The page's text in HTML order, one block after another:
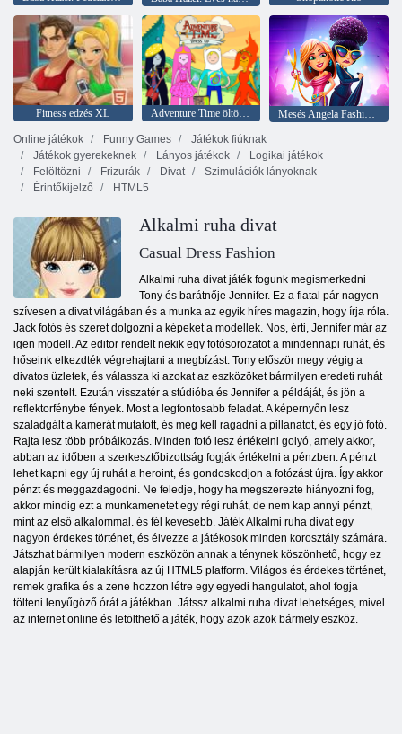
Fitness edzés XL Adventure Time öltöztetős
Mesés Angela Fashion Fever
Online játékok
Funny Games
Játékok fiúknak
Játékok gyerekeknek
Lányos játékok
Logikai játékok
Felöltözni
Frizurák Divat
Szimulációk lányoknak
Érintőkijelző
HTML5
Alkalmi ruha divat
Casual Dress Fashion
Alkalmi ruha divat játék fogunk megismerkedni
Tony és barátnője Jennifer. Ez a fiatal pár nagyon
szívesen a divat világában és a munka az egyik híres magazin, hogy írja róla.
Jack fotós és szeret dolgozni a képeket a modellek. Nos, érti, Jennifer már az
igen modell. Az editor rendelt nekik egy fotósorozatot a mindennapi ruhát, és
hőseink elkezdték végrehajtani a megbízást. Tony először megy végig a
divatos üzletek, és válassza ki azokat az eszközöket bármilyen eredeti ruhát
neki szentelt. Ezután visszatér a stúdióba és Jennifer a példáját, és jön a
reflektorfénybe fények. Most a legfontosabb feladat. A képernyőn lesz
szaladgált a kamerát mutatott, és meg kell ragadni a pillanatot, és egy jó fotó.
Rajta lesz több próbálkozás. Minden fotó lesz értékelni golyó, amely akkor,
abban az időben a szerkesztőbizottság fogják értékelni a pénzben. A pénzt
lehet kapni egy új ruhát a heroint, és gondoskodjon a fotózást újra. Így akkor
pénzt és meggazdagodni. Ne feledje, hogy ha megszerezte hiányozni fog,
akkor mindig ezt a munkamenetet egy régi ruhát, de nem kap annyi pénzt,
mint az első alkalommal. és fél kevesebb. Játék Alkalmi ruha divat egy
nagyon érdekes történet, és élvezze a játékosok minden korosztály számára.
Játszhat bármilyen modern eszközön annak a ténynek köszönhető, hogy ez
alapján került kialakításra az új HTML5 platform. Világos és érdekes történet,
remek grafika és a zene hozzon létre egy egyedi hangulatot, ahol fogja
tölteni lenyűgöző órát a játékban. Játssz alkalmi ruha divat lehetséges, mivel
az internet online és letölthető a játék, hogy azok azok bármely eszköz.